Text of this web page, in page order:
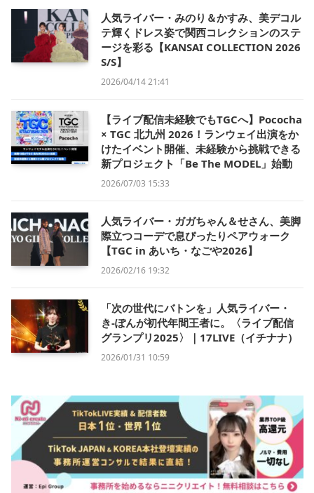
人気ライバー・みのり＆かすみ、美デコル
テ輝くドレス姿で関西コレクションのステ
ージを彩る【KANSAI COLLECTION 2026
S/S】
2026/04/14 21:41
【ライブ配信未経験でもTGCへ】Pococha
× TGC 北九州 2026！ランウェイ出演をか
けたイベント開催、未経験から挑戦できる
新プロジェクト「Be The MODEL」始動
2026/07/03 15:33
人気ライバー・ガガちゃん＆せさん、美脚
際立つコーデで息ぴったりペアウォーク
【TGC in あいち・なごや2026】
2026/02/16 19:32
「次の世代にバトンを」人気ライバー・
き-ぽんが初代年間王者に。〈ライブ配信
グランプリ2025〉｜17LIVE（イチナナ）
2026/01/31 10:59